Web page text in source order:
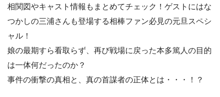
相関図やキャスト情報もまとめてチェック！ゲストにはな
つかしの三浦さんも登場する相棒ファン必見の元旦スペシ
ャル！
娘の最期すら看取らず、再び戦場に戻った本多篤人の目的
は一体何だったのか？
事件の衝撃の真相と、真の首謀者の正体とは・・・！？